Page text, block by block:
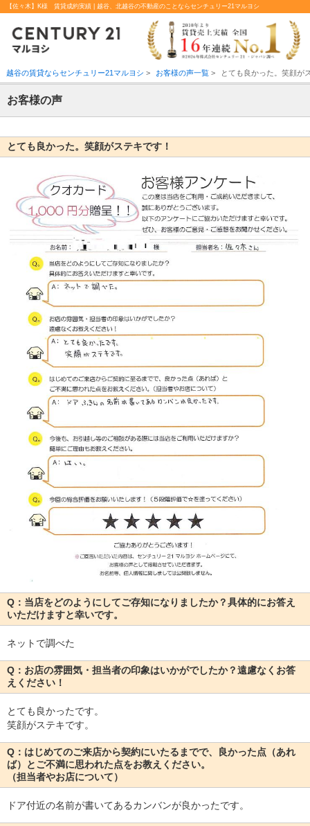
【佐々木】K様 賃貸成約実績 | 越谷、北越谷の不動産のことならセンチュリー21マルヨシ
越谷の賃貸ならセンチュリー21マルヨシ > お客様の声一覧> とても良かった。笑顔が
お客様の声
とても良かった。笑顔がステキです！
Q：当店をどのようにしてご存知になりましたか？具体的にお答え
いただけますと幸いです。
ネットで調べた
Q：お店の雰囲気・担当者の印象はいかがでしたか？遠慮なくお答
えください！
とても良かったです。
笑顔がステキです。
Q：はじめてのご来店から契約にいたるまでで、良かった点（あれ
ば）とご不満に思われた点をお教えください。
（担当者やお店について）
ドア付近の名前が書いてあるカンバンが良かったです。